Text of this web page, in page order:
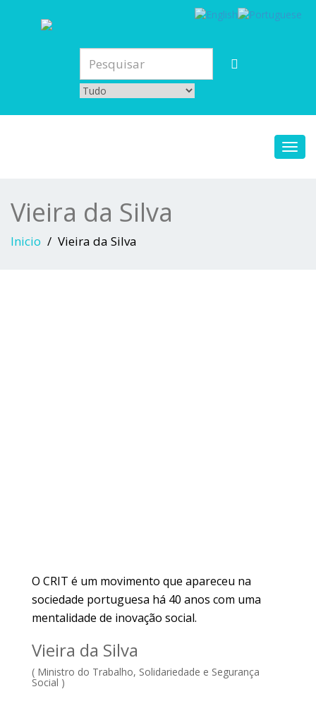
Vieira da Silva
Inicio Vieira da Silva
O CRIT é um movimento que apareceu na
sociedade portuguesa há 40 anos com uma
mentalidade de inovação social.
Vieira da Silva
( Ministro do Trabalho, Solidariedade e Segurança
Social )